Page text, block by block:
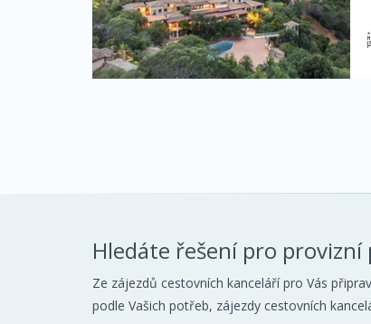
Hledáte řešení pro provizní
Ze zájezdů cestovních kanceláří pro Vás
podle Vašich potřeb, zájezdy cestovních